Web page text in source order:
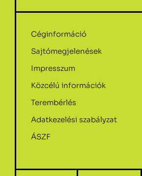
Céginformáció
Sajtómegjelenések
Impresszum
Közcélú információk
Terembérlés
Adatkezelési szabályzat
ÁSZF